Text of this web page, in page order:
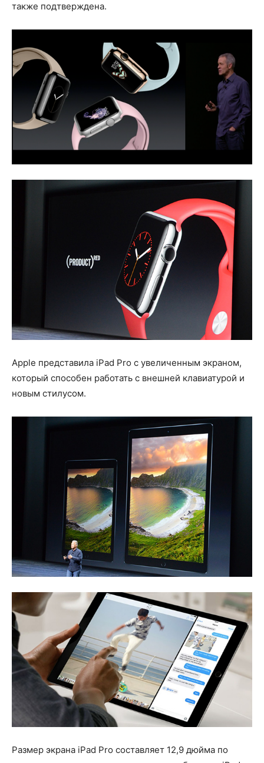
также подтверждена.
Apple представила iPad Pro с увеличенным экраном,
который способен работать с внешней клавиатурой и
новым стилусом.
Размер экрана iPad Pro составляет 12,9 дюйма по